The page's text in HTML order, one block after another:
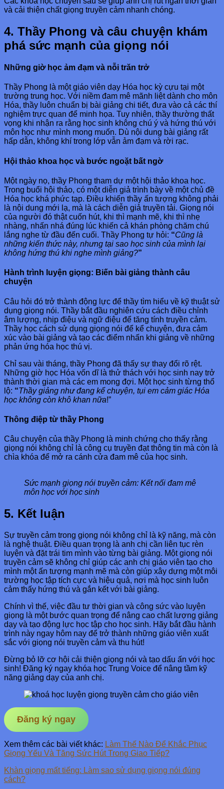
và cải thiện chất giọng truyền cảm nhanh chóng.
4. Thầy Phong và câu chuyện khám
phá sức mạnh của giọng nói
Những giờ học ảm đạm và nỗi trăn trở
Thầy Phong là một giáo viên dạy Hóa học kỳ cựu tại một
trường trung học. Với niềm đam mê mãnh liệt dành cho môn
Hóa, thầy luôn chuẩn bị bài giảng chi tiết, đưa vào cả các thí
nghiệm trực quan để minh họa. Tuy nhiên, thầy thường thất
vọng khi nhận ra rằng học sinh không chú ý và hứng thú với
môn học như mình mong muốn. Dù nội dung bài giảng rất
hấp dẫn, không khí trong lớp vẫn ảm đạm và rời rạc.
Hội thảo khoa học và bước ngoặt bất ngờ
Một ngày nọ, thầy Phong tham dự một hội thảo khoa học.
Trong buổi hội thảo, có một diễn giả trình bày về một chủ đề
Hóa học khá phức tạp. Điều khiến thầy ấn tượng không phải
là nội dung mới lạ, mà là cách diễn giả truyền tải. Giọng nói
của người đó thật cuốn hút, khi thì mạnh mẽ, khi thì nhẹ
nhàng, nhấn nhá đúng lúc khiến cả khán phòng chăm chú
lắng nghe từ đầu đến cuối. Thầy Phong tự hỏi: “Cũng là
những kiến thức này, nhưng tại sao học sinh của mình lại
không hứng thú khi nghe mình giảng?”
Hành trình luyện giọng: Biến bài giảng thành câu
chuyện
Câu hỏi đó trở thành động lực để thầy tìm hiểu về kỹ thuật sử
dụng giọng nói. Thầy bắt đầu nghiên cứu cách điều chỉnh
âm lượng, nhịp điệu và ngữ điệu để tăng tính truyền cảm.
Thầy học cách sử dụng giọng nói để kể chuyện, đưa cảm
xúc vào bài giảng và tạo các điểm nhấn khi giảng về những
phản ứng hóa học thú vị.
Chỉ sau vài tháng, thầy Phong đã thấy sự thay đổi rõ rệt.
Những giờ học Hóa vốn dĩ là thử thách với học sinh nay trở
thành thời gian mà các em mong đợi. Một học sinh từng thổ
lộ: “Thầy giảng như đang kể chuyện, tụi em cảm giác Hóa
học không còn khô khan nữa!”
Thông điệp từ thầy Phong
Câu chuyện của thầy Phong là minh chứng cho thấy rằng
giọng nói không chỉ là công cụ truyền đạt thông tin mà còn là
chìa khóa để mở ra cánh cửa đam mê của học sinh.
Sức mạnh giọng nói truyền cảm: Kết nối đam mê
môn học với học sinh
5. Kết luận
Sự truyền cảm trong giọng nói không chỉ là kỹ năng, mà còn
là nghệ thuật. Điều quan trọng là anh chị cần liên tục rèn
luyện và đặt trái tim mình vào từng bài giảng. Một giọng nói
truyền cảm sẽ không chỉ giúp các anh chị giáo viên tạo cho
mình một ấn tượng mạnh mẽ mà còn giúp xây dựng một môi
trường học tập tích cực và hiệu quả, nơi mà học sinh luôn
cảm thấy hứng thú và gắn kết với bài giảng.
Chính vì thế, việc đầu tư thời gian và công sức vào luyện
giọng là một bước quan trọng để nâng cao chất lượng giảng
dạy và tạo động lực học tập cho học sinh. Hãy bắt đầu hành
trình này ngay hôm nay để trở thành những giáo viên xuất
sắc với giọng nói truyền cảm và thu hút!
Đừng bỏ lỡ cơ hội cải thiện giọng nói và tạo dấu ấn với học
sinh! Đăng ký ngay khóa học Trung Voice để nâng tầm kỹ
năng giảng dạy của anh chị.
Đăng ký ngay
Xem thêm các bài viết khác: Làm Thế Nào Để Khắc Phục
Giọng Yếu Và Tăng Sức Hút Trong Giao Tiếp?
Khàn giọng mất tiếng: Làm sao sử dụng giọng nói đúng
cách?